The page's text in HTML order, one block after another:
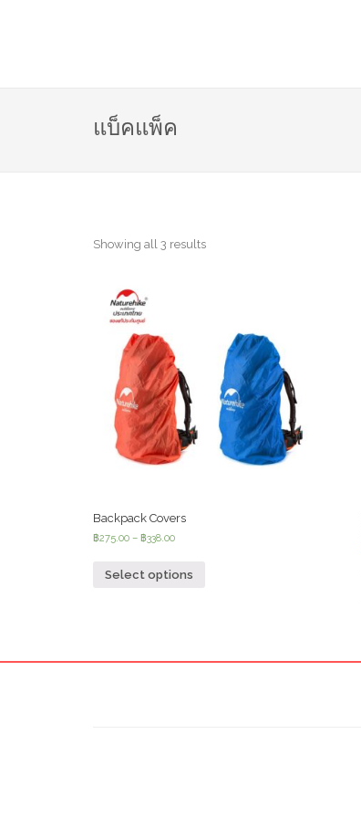
แบ็คแพ็ค
Showing all 3 results
Backpack Covers
฿275.00 – ฿338.00
Select options